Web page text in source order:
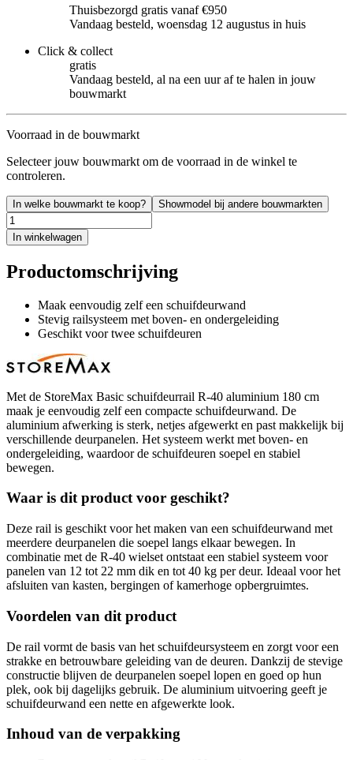
Thuisbezorgd gratis vanaf €950
Vandaag besteld, woensdag 12 augustus in huis
Click & collect
gratis
Vandaag besteld, al na een uur af te halen in jouw
bouwmarkt
Voorraad in de bouwmarkt
Selecteer jouw bouwmarkt om de voorraad in de winkel te
controleren.
In welke bouwmarkt te koop? Showmodel bij andere bouwmarkten
In winkelwagen
Productomschrijving
Maak eenvoudig zelf een schuifdeurwand
Stevig railsysteem met boven- en ondergeleiding
Geschikt voor twee schuifdeuren
Met de StoreMax Basic schuifdeurrail R-40 aluminium 180 cm
maak je eenvoudig zelf een compacte schuifdeurwand. De
aluminium afwerking is sterk, netjes afgewerkt en past makkelijk bij
verschillende deurpanelen. Het systeem werkt met boven- en
ondergeleiding, waardoor de schuifdeuren soepel en stabiel
bewegen.
Waar is dit product voor geschikt?
Deze rail is geschikt voor het maken van een schuifdeurwand met
meerdere deurpanelen die soepel langs elkaar bewegen. In
combinatie met de R-40 wielset ontstaat een stabiel systeem voor
panelen van 12 tot 22 mm dik en tot 40 kg per deur. Ideaal voor het
afsluiten van kasten, bergingen of kamerhoge opbergruimtes.
Voordelen van dit product
De rail vormt de basis van het schuifdeursysteem en zorgt voor een
strakke en betrouwbare geleiding van de deuren. Dankzij de stevige
constructie blijven de deurpanelen soepel lopen en goed op hun
plek, ook bij dagelijks gebruik. De aluminium uitvoering geeft je
schuifdeurwand een nette en afgewerkte look.
Inhoud van de verpakking